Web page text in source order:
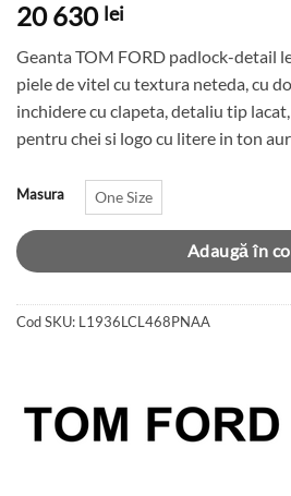
20 630 lei
Geanta TOM FORD padlock-detail
piele de vitel cu textura neteda, cu
inchidere cu clapeta, detaliu tip
pentru chei si logo cu litere in ton
Masura One Size
Adaugă în
Cod SKU: L1936LCL468PNAA